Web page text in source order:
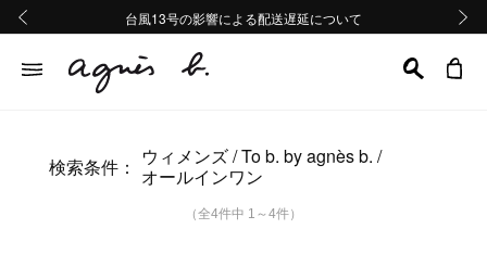
熊本地域地震の影響による配送遅延について
Summer Sale 2buy10%OFF!!
台風13号の影響による配送遅延について
熊本地域地震の影響による配送遅延について
Summer Sale 2buy10%OFF!!
検索条件： ウィメンズ To b. by agnès b.
オールインワン
（全4件中 1～4件）